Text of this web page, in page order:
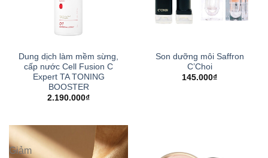
Dung dịch làm mềm sừng,
cấp nước Cell Fusion C
Expert TA TONING
BOOSTER
2.190.000₫
Son dưỡng môi Saffron
C’Choi
145.000₫
Giảm